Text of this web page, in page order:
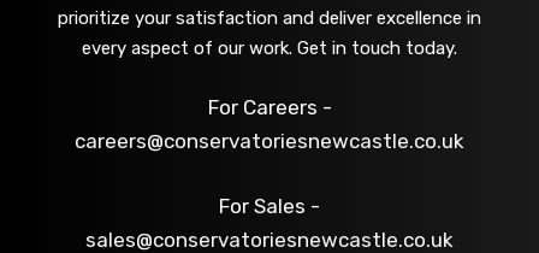
prioritize your satisfaction and deliver excellence in
every aspect of our work. Get in touch today.
For Careers -
careers@conservatoriesnewcastle.co.uk
For Sales -
sales@conservatoriesnewcastle.co.uk